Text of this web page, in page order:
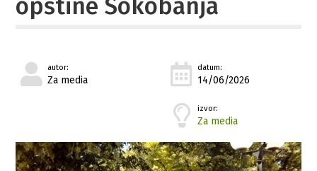
opštine Sokobanja
autor:
Za media
datum:
14/06/2026
izvor:
Za media